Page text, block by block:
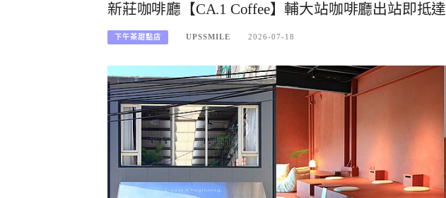
新莊咖啡廳【CA.1 Coffee】輔大站咖啡廳出站即抵達
下午茶甜點店 UPSSMILE 2026-07-18